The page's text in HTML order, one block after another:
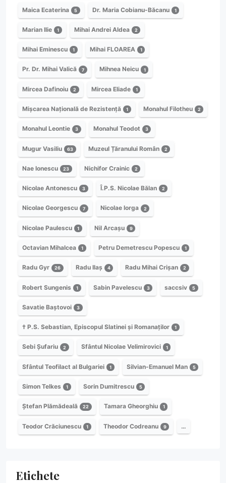
Maica Ecaterina 5 Dr. Maria Cobianu-Băcanu 1
Marian Ilie 1 Mihai Andrei Aldea 2
Mihai Eminescu 1 Mihai FLOAREA 1
Pr. Dr. Mihai Valică 7 Mihnea Neicu 1
Mircea Dafinoiu 2 Mircea Eliade 1
Mișcarea Națională de Rezistență 1 Monahul Filotheu 2
Monahul Leontie 3 Monahul Teodot 3
Mugur Vasiliu 63 Muzeul Țăranului Român 2
Nae Ionescu 23 Nichifor Crainic 2
Nicolae Antonescu 3 Î.P.S. Nicolae Bălan 2
Nicolae Georgescu 7 Nicolae Iorga 2
Nicolae Paulescu 1 Nil Arcașu 9
Octavian Mihalcea 1 Petru Demetrescu Popescu 1
Radu Gyr 26 Radu Ilaș 4 Radu Mihai Crișan 2
Robert Sungenis 1 Sabin Pavelescu 3 saccsiv 5
Savatie Baștovoi 3
† P.S. Sebastian, Episcopul Slatinei și Romanaților 1
Sebi Șufariu 2 Sfântul Nicolae Velimirovici 1
Sfântul Teofilact al Bulgariei 1 Silvian-Emanuel Man 5
Simon Telkes 1 Sorin Dumitrescu 5
Ștefan Plămădeală 22 Tamara Gheorghiu 1
Teodor Crăciunescu 1 Theodor Codreanu 9 …
Etichete